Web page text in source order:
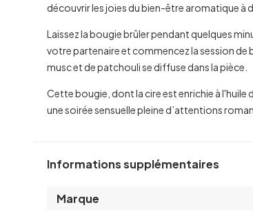
découvrir les joies du bien-être aromatique à
Laissez la bougie brûler pendant quelques
votre partenaire et commencez la session
musc et de patchouli se diffuse dans la pièce.
Cette bougie, dont la cire est enrichie à
une soirée sensuelle pleine d’attentions
Informations supplémentaires
Marque